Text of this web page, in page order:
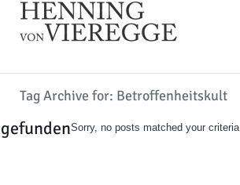
Tag Archive for: Betroffenheitskult
Sorry, no posts matched your criteria